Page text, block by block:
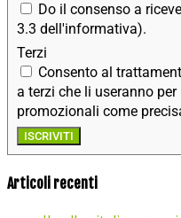
Do il consenso a
3.3 dell'informativa).
Terzi
Consento al
a terzi che li useranno
promozionali come
ISCRIVITI
Articoli recenti